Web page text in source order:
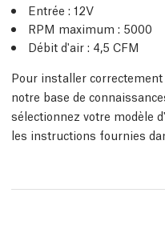
Entrée : 12V
RPM maximum : 5000
Débit d'air : 4,5 CFM
Pour installer correctement
notre base de
sélectionnez votre modèle
les instructions fournies